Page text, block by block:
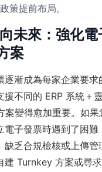
策提前布局。
未來：強化
案
逐漸成為每家企業要求
援不同的 ERP 系統＋
案變得愈加重要。如果
電子發票時遇到了困難
缺乏合規檢核或上傳管
建 Turnkey 方案或尋